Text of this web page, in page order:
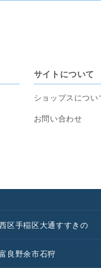
サイトについて
ショップスについ
お問い合わせ
区手稲区大通すすきの
良野余市石狩